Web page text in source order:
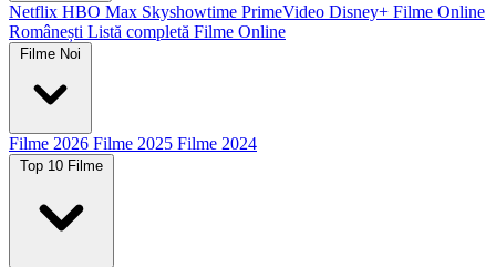
Netflix HBO Max Skyshowtime PrimeVideo Disney+ Filme Online
Românești Listă completă Filme Online
Filme Noi
Filme 2026 Filme 2025 Filme 2024
Top 10 Filme